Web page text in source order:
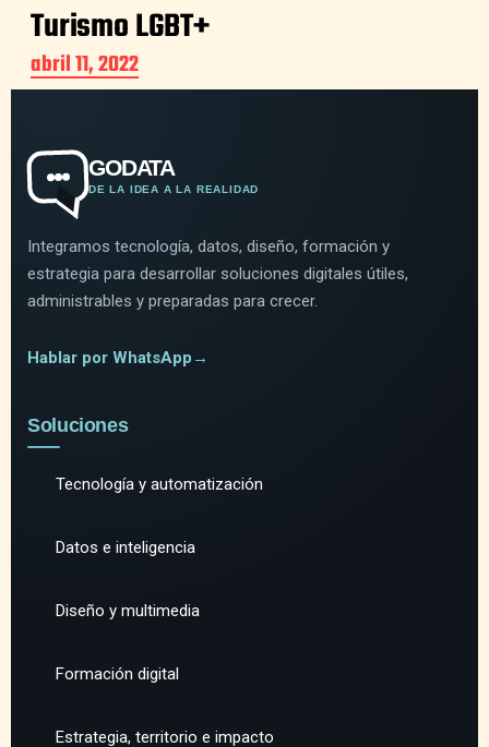
Turismo LGBT+
abril 11, 2022
GODATA
DE LA IDEA A LA REALIDAD
Integramos tecnología, datos, diseño, formación y
estrategia para desarrollar soluciones digitales útiles,
administrables y preparadas para crecer.
Hablar por WhatsApp →
Soluciones
Tecnología y automatización
Datos e inteligencia
Diseño y multimedia
Formación digital
Estrategia, territorio e impacto